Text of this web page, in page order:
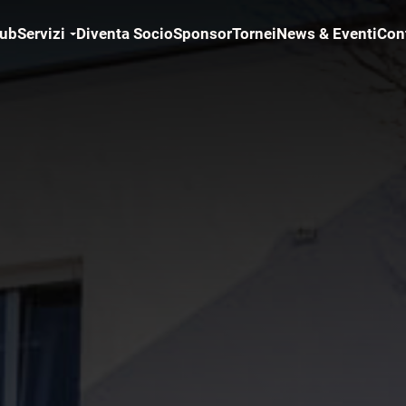
Servizi Diventa SocioSponsorTorneiNews & Eventi